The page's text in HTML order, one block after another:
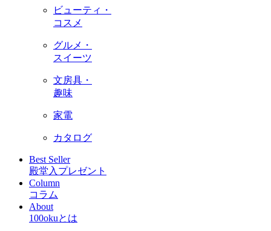
ビューティ・
コスメ
グルメ・
スイーツ
文房具・
趣味
家電
カタログ
Best Seller
殿堂入プレゼント
Column
コラム
About
100okuとは